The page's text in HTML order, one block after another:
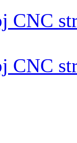
CNC
CNC